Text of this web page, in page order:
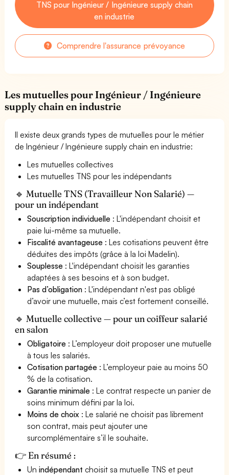
TNS pour Ingénieur / Ingénieure supply chain
en industrie
Comprendre l'assurance prévoyance
Les mutuelles pour Ingénieur / Ingénieure
supply chain en industrie
Il existe deux grands types de mutuelles pour le métier
de Ingénieur / Ingénieure supply chain en industrie:
Les mutuelles collectives
Les mutuelles TNS pour les indépendants
🔹 Mutuelle TNS (Travailleur Non Salarié) —
pour un indépendant
Souscription individuelle : L'indépendant choisit et
paie lui-même sa mutuelle.
Fiscalité avantageuse : Les cotisations peuvent être
déduites des impôts (grâce à la loi Madelin).
Souplesse : L'indépendant choisit les garanties
adaptées à ses besoins et à son budget.
Pas d’obligation : L'indépendant n'est pas obligé
d’avoir une mutuelle, mais c’est fortement conseillé.
🔹 Mutuelle collective — pour un coiffeur salarié
en salon
Obligatoire : L’employeur doit proposer une mutuelle
à tous les salariés.
Cotisation partagée : L’employeur paie au moins 50
% de la cotisation.
Garantie minimale : Le contrat respecte un panier de
soins minimum défini par la loi.
Moins de choix : Le salarié ne choisit pas librement
son contrat, mais peut ajouter une
surcomplémentaire s’il le souhaite.
👉 En résumé :
Unindépendant choisit sa mutuelle TNS et peut